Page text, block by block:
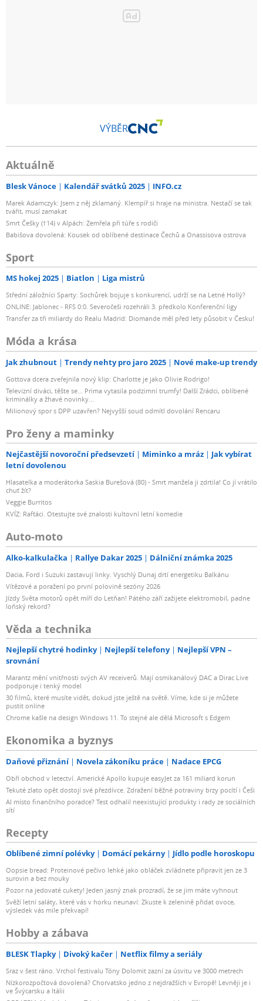
VÝBĚR
Aktuálně
Blesk Vánoce Kalendář svátků 2025 INFO.cz
Marek Adamczyk: Jsem z něj zklamaný. Klempíř si hraje na ministra. Nestačí se tak
tvářit, musí zamakat
Smrt Češky (†14) v Alpách: Zemřela při túře s rodiči
Babišova dovolená: Kousek od oblíbené destinace Čechů a Onassisova ostrova
Sport
MS hokej 2025 Biatlon Liga mistrů
Střední záložníci Sparty: Sochůrek bojuje s konkurencí, udrží se na Letné Hollý?
ONLINE: Jablonec - RFS 0:0. Severočeši rozehráli 3. předkolo Konferenční ligy
Transfer za tři miliardy do Realu Madrid: Diomande měl před lety působit v Česku!
Móda a krása
Jak zhubnout Trendy nehty pro jaro 2025 Nové make-up trendy
Gottova dcera zveřejnila nový klip: Charlotte je jako Olivie Rodrigo!
Televizní diváci, těšte se... Prima vytasila podzimní trumfy! Další Zrádci, oblíbené
kriminálky a žhavé novinky...
Milionový spor s DPP uzavřen? Nejvyšší soud odmítl dovolání Rencaru
Pro ženy a maminky
Nejčastější novoroční předsevzetí Miminko a mráz
Jak vybírat
letní dovolenou
Hlasatelka a moderátorka Saskia Burešová (80) - Smrt manžela ji zdrtila! Co jí vrátilo
chuť žít?
Veggie Burritos
KVÍZ: Rafťáci. Otestujte své znalosti kultovní letní komedie
Auto-moto
Alko-kalkulačka Rallye Dakar 2025 Dálniční známka 2025
Dacia, Ford i Suzuki zastavují linky. Vyschlý Dunaj drtí energetiku Balkánu
Vítězové a poražení po první polovině sezóny 2026
Jízdy Světa motorů opět míří do Letňan! Pátého září zažijete elektromobil, padne
loňský rekord?
Věda a technika
Nejlepší chytré hodinky Nejlepší telefony
Nejlepší VPN –
srovnání
Marantz mění vnitřnosti svých AV receiverů. Mají osmikanálový DAC a Dirac Live
podporuje i tenký model
30 filmů, které musíte vidět, dokud jste ještě na světě. Víme, kde si je můžete
pustit online
Chrome kašle na design Windows 11. To stejné ale dělá Microsoft s Edgem
Ekonomika a byznys
Daňové přiznání Novela zákoníku práce Nadace EPCG
Obří obchod v letectví. Americké Apollo kupuje easyJet za 161 miliard korun
Tekuté zlato opět dostojí své přezdívce. Zdražení běžné potraviny brzy pocítí i Češi
AI místo finančního poradce? Test odhalil neexistující produkty i rady ze sociálních
sítí
Recepty
Oblíbené zimní polévky Domácí pekárny Jídlo podle horoskopu
Oopsie bread: Proteinové pečivo lehké jako obláček zvládnete připravit jen ze 3
surovin a bez mouky
Pozor na jedovaté cukety! Jeden jasný znak prozradí, že se jim máte vyhnout
Svěží letní saláty, které vás v horku neunaví: Zkuste k zelenině přidat ovoce,
výsledek vás mile překvapí!
Hobby a zábava
BLESK Tlapky Divoký kačer Netflix filmy a seriály
Sraz v šest ráno. Vrchol festivalu Tóny Dolomit zazní za úsvitu ve 3000 metrech
Nízkorozpočtová dovolená? Chorvatsko jedno z nejdražších v Evropě! Levněji je i
ve Švýcarsku a Itálii